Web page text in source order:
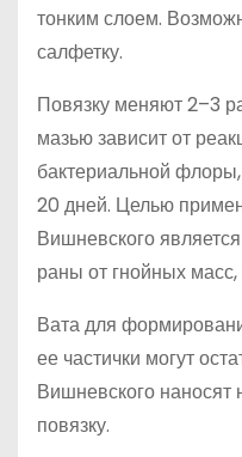
тонким слоем.
салфетку.
Повязку меняют 2–3
мазью зависит от
бактериальной
20 дней. Целью
Вишневского
раны от гнойных масс,
Вата для
ее частички могут
Вишневского
повязку.